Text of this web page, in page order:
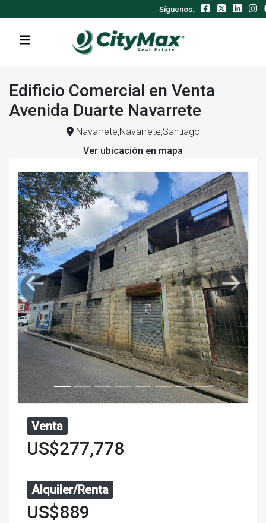
Síguenos:
Edificio Comercial en Venta
Avenida Duarte Navarrete
Navarrete,Navarrete,Santiago
Ver ubicación en mapa
Venta
US$277,778
Alquiler/Renta
US$889